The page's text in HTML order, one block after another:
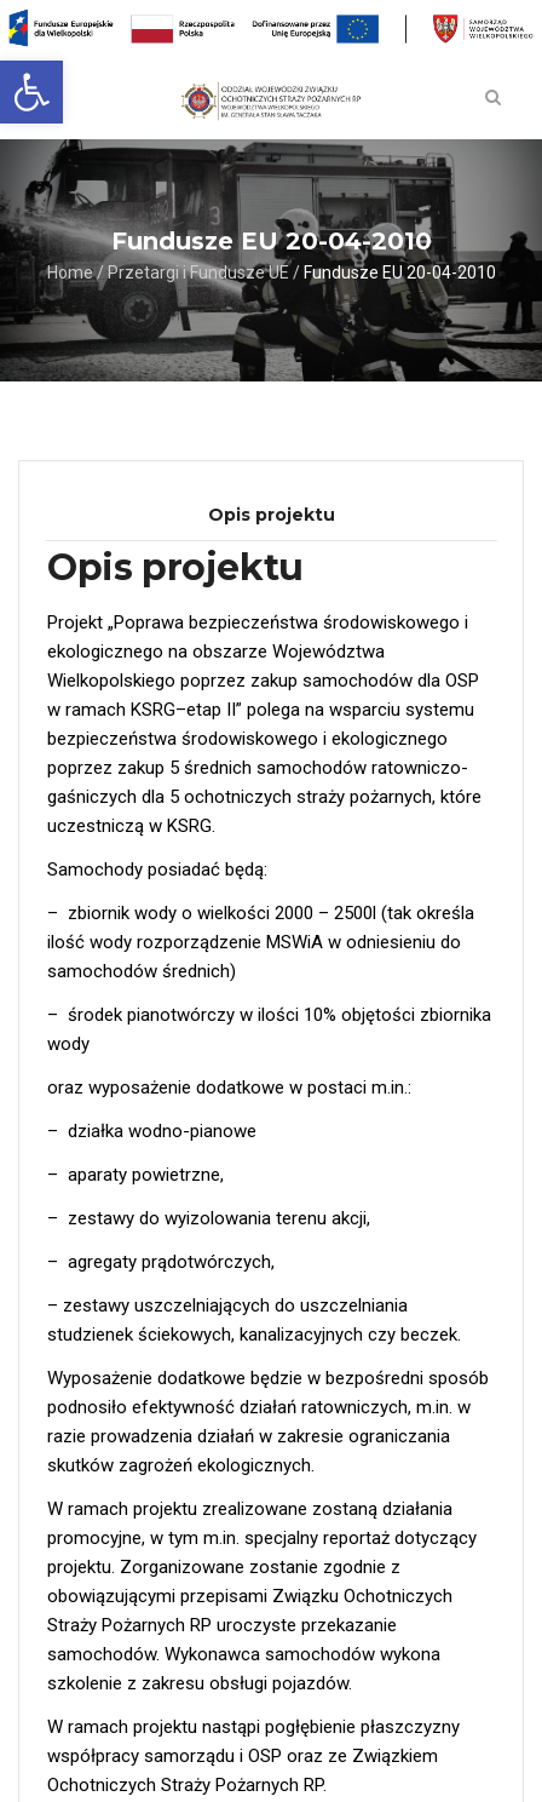
Open toolbar
Fundusze EU 20-04-2010
Home/Przetargi i Fundusze UE/Fundusze EU 20-04-2010
Opis projektu
Opis projektu
Projekt „Poprawa bezpieczeństwa środowiskowego i
ekologicznego na obszarze Województwa
Wielkopolskiego poprzez zakup samochodów dla OSP
w ramach KSRG–etap II” polega na wsparciu systemu
bezpieczeństwa środowiskowego i ekologicznego
poprzez zakup 5 średnich samochodów ratowniczo-
gaśniczych dla 5 ochotniczych straży pożarnych, które
uczestniczą w KSRG.
Samochody posiadać będą:
– zbiornik wody o wielkości 2000 – 2500l (tak określa
ilość wody rozporządzenie MSWiA w odniesieniu do
samochodów średnich)
– środek pianotwórczy w ilości 10% objętości zbiornika
wody
oraz wyposażenie dodatkowe w postaci m.in.:
– działka wodno-pianowe
– aparaty powietrzne,
– zestawy do wyizolowania terenu akcji,
– agregaty prądotwórczych,
– zestawy uszczelniających do uszczelniania
studzienek ściekowych, kanalizacyjnych czy beczek.
Wyposażenie dodatkowe będzie w bezpośredni sposób
podnosiło efektywność działań ratowniczych, m.in. w
razie prowadzenia działań w zakresie ograniczania
skutków zagrożeń ekologicznych.
W ramach projektu zrealizowane zostaną działania
promocyjne, w tym m.in. specjalny reportaż dotyczący
projektu. Zorganizowane zostanie zgodnie z
obowiązującymi przepisami Związku Ochotniczych
Straży Pożarnych RP uroczyste przekazanie
samochodów. Wykonawca samochodów wykona
szkolenie z zakresu obsługi pojazdów.
W ramach projektu nastąpi pogłębienie płaszczyzny
współpracy samorządu i OSP oraz ze Związkiem
Ochotniczych Straży Pożarnych RP.